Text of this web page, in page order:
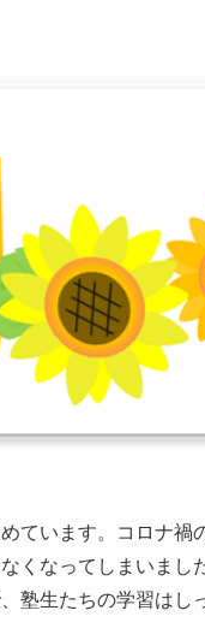
ています。コロナ禍
くなってしまいま
塾生たちの学習はし